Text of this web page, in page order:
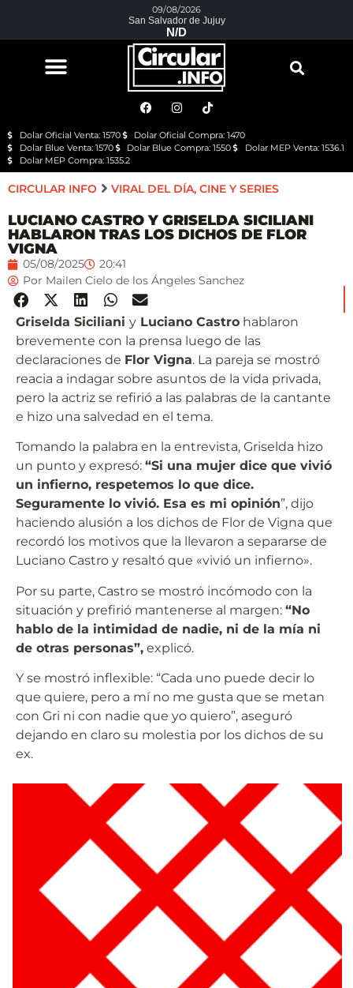
09/08/2026
San Salvador de Jujuy
N/D
Dolar Oficial Venta: 1570
Dolar Oficial Compra: 1470
Dolar Blue Venta: 1570
Dolar Blue Compra: 1550
Dolar MEP Venta: 1536.1
Dolar MEP Compra: 1535.2
CIRCULAR INFO VIRAL DEL DÍA, CINE Y SERIES
LUCIANO CASTRO Y GRISELDA SICILIANI
HABLARON TRAS LOS DICHOS DE FLOR
VIGNA
05/08/2025
20:41
Por Mailen Cielo de los Ángeles Sanchez
Griselda Siciliani y Luciano Castro hablaron
brevemente con la prensa luego de las
declaraciones de Flor Vigna. La pareja se mostró
reacia a indagar sobre asuntos de la vida privada,
pero la actriz se refirió a las palabras de la cantante
e hizo una salvedad en el tema.
Tomando la palabra en la entrevista, Griselda hizo
un punto y expresó: “Si una mujer dice que vivió
un infierno, respetemos lo que dice.
Seguramente lo vivió. Esa es mi opinión”, dijo
haciendo alusión a los dichos de Flor de Vigna que
recordó los motivos que la llevaron a separarse de
Luciano Castro y resaltó que «vivió un infierno».
Por su parte, Castro se mostró incómodo con la
situación y prefirió mantenerse al margen: “No
hablo de la intimidad de nadie, ni de la mía ni
de otras personas”, explicó.
Y se mostró inflexible: “Cada uno puede decir lo
que quiere, pero a mí no me gusta que se metan
con Gri ni con nadie que yo quiero”, aseguró
dejando en claro su molestia por los dichos de su
ex.